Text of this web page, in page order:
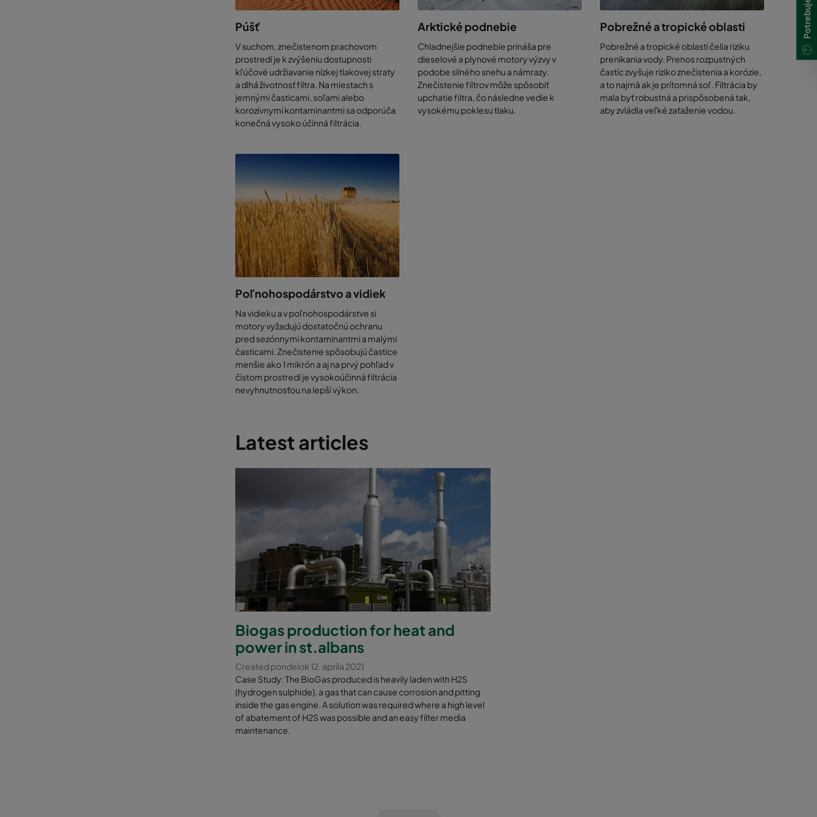
informujte sa o našomsoftvéri nákladov na životný cyklus,našichriešeniach na odber
vzoriek vzduchu
Púšť
V suchom, znečistenom prachovom
prostredí je k zvýšeniu dostupnosti
kľúčové udržiavanie nízkej tlakovej straty
a dlhá životnosť filtra. Na miestach s
jemnými časticami, soľami alebo
korozívnymi kontaminantmi sa odporúča
konečná vysoko účinná filtrácia.
Arktické podnebie
Chladnejšie podnebie prináša pre
dieselové a plynové motory výzvy v
podobe silného snehu a námrazy.
Znečistenie filtrov môže spôsobiť
upchatie filtra, čo následne vedie k
vysokému poklesu tlaku.
Pobrežné a tropické oblasti
Pobrežné a tropické oblasti čelia riziku
prenikania vody. Prenos rozpustných
častíc zvyšuje riziko znečistenia a korózie,
a to najmä ak je prítomná soľ. Filtrácia by
mala byť robustná a prispôsobená tak,
aby zvládla veľké zaťaženie vodou.
Poľnohospodárstvo a vidiek
Na vidieku a v poľnohospodárstve si
motory vyžadujú dostatočnú ochranu
pred sezónnymi kontaminantmi a malými
časticami. Znečistenie spôsobujú častice
menšie ako 1 mikrón a aj na prvý pohľad v
čistom prostredí je vysokoúčinná filtrácia
nevyhnutnosťou na lepší výkon.
Latest articles
Biogas production for heat and
power in st.albans
Created pondelok 12. apríla 2021
Case Study: The BioGas produced is heavily laden with H2S
(hydrogen sulphide), a gas that can cause corrosion and pitting
inside the gas engine. A solution was required where a high level
of abatement of H2S was possible and an easy filter media
maintenance.